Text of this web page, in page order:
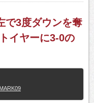
で3度ダウンを奪
イヤーに3-0の